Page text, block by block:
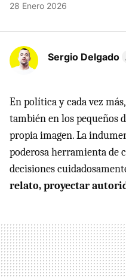
28 Enero 2026
Sergio Delgado
En política y cada vez
también en los pequeños
propia imagen. La
poderosa herramienta de
decisiones
relato, proyectar